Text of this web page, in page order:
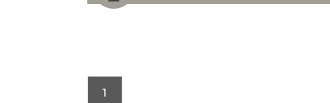
1